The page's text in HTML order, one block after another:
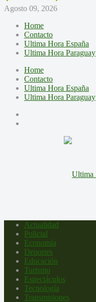
Agosto 09, 2026
Home
Contacto
Ultima Hora España
Ultima Hora Paraguay
Home
Contacto
Ultima Hora España
Ultima Hora Paraguay
Actualidad
Policial
Economía
Deportes
Educación
Turismo
Espectáculos
Tecnología
Transmisiones